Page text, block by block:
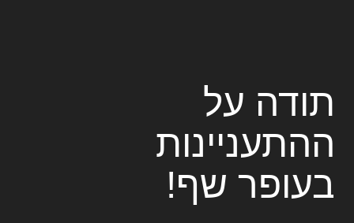
תודה על
ההתעניינות
בעופר שף!